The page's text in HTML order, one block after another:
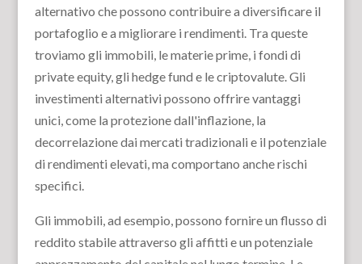
alternativo che possono contribuire a diversificare il
portafoglio e a migliorare i rendimenti. Tra queste
troviamo gli immobili, le materie prime, i fondi di
private equity, gli hedge fund e le criptovalute. Gli
investimenti alternativi possono offrire vantaggi
unici, come la protezione dall'inflazione, la
decorrelazione dai mercati tradizionali e il potenziale
di rendimenti elevati, ma comportano anche rischi
specifici.
Gli immobili, ad esempio, possono fornire un flusso di
reddito stabile attraverso gli affitti e un potenziale